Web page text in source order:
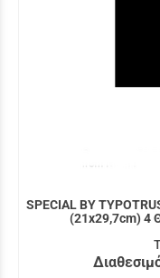
SPECIAL BY
(21x29,7cm)